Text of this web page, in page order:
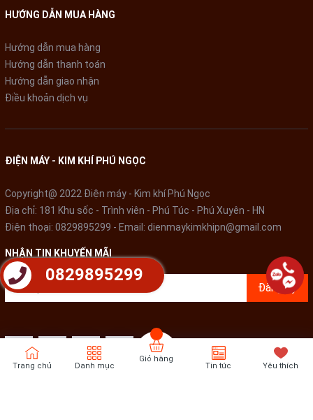
HƯỚNG DẪN MUA HÀNG
Hướng dẫn mua hàng
Hướng dẫn thanh toán
Hướng dẫn giao nhận
Điều khoản dịch vụ
ĐIỆN MÁY - KIM KHÍ PHÚ NGỌC
Copyright@ 2022 Điện máy - Kim khí Phú Ngọc
Địa chỉ: 181 Khu sốc - Trình viên - Phú Túc - Phú Xuyên - HN
Điện thoại: 0829895299 - Email: dienmaykimkhipn@gmail.com
NHẬN TIN KHUYẾN MÃI
Đăng ký
Trang chủ Danh mục
Giỏ hàng
Tin tức Yêu thích
0829895299